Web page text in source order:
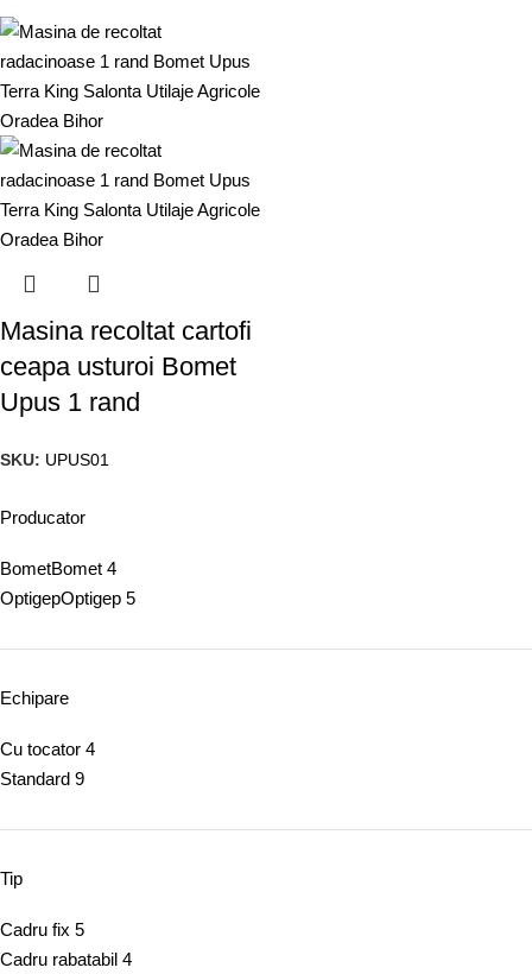
Masina recoltat cartofi
ceapa usturoi Bomet
Upus 1 rand
SKU: UPUS01
Producator
BometBomet 4
OptigepOptigep 5
Echipare
Cu tocator 4
Standard 9
Tip
Cadru fix 5
Cadru rabatabil 4